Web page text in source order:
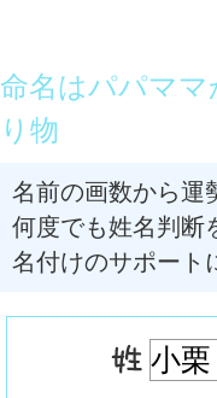
命名はパパマ
り物
名前の画数から運
何度でも姓名判断
名付けのサポート